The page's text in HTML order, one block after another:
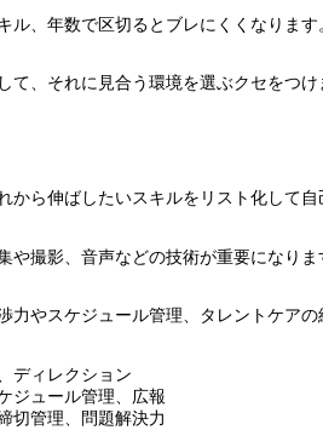
ル、年数で区切るとブレにくくなります
て、それに見合う環境を選ぶクセをつけ
から伸ばしたいスキルをリスト化して自
や撮影、音声などの技術が重要になりま
力やスケジュール管理、タレントケアの
ディレクション
ジュール管理、広報
切管理、問題解決力